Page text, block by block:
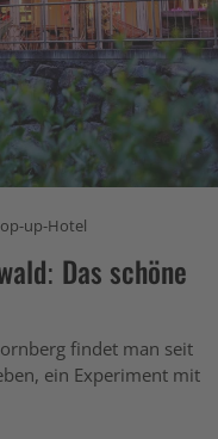
up-Hotel
Das schöne
findet man seit
ein Experiment mit